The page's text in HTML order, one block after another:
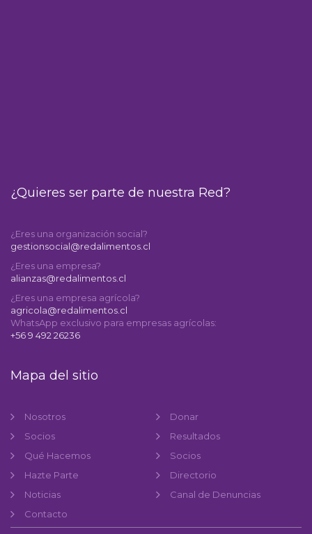
¿Quieres ser parte de nuestra Red?
¿Eres una organización social?
gestionsocial@redalimentos.cl
¿Eres una empresa?
alianzas@redalimentos.cl
¿Eres una empresa agrícola?
agricola@redalimentos.cl
WhatsApp exclusivo para empresas agrícolas:
+56 9 492 26236
Mapa del sitio
Nosotros
Socios
Qué Hacemos
Hazte Parte
Noticias
Contacto
Donar
Resultados
Socios
Directorio
Canal de Denuncias